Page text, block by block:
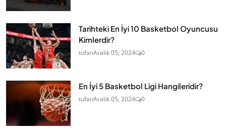
Tarihteki En İyi 10 Basketbol Oyuncusu
Kimlerdir?
tufanAralık 05, 2024 0
En İyi 5 Basketbol Ligi Hangileridir?
tufanAralık 05, 2024 0